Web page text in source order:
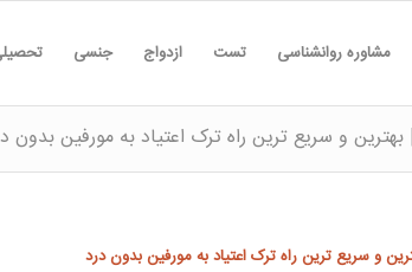
مشاوره روانشناسی تست ازدواج جنسی
و سریع ترین راه ترک اعتیاد به مورفین بدون
و سریع ترین راه ترک اعتیاد به مورفین بدون درد